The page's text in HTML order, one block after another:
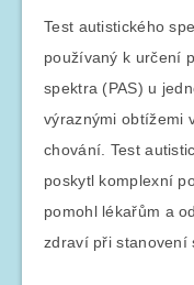
Test autistického
používaný k určení
spektra (PAS) u
výraznými obtížemi
chování. Test
poskytl komplexní
pomohl lékařům a
zdraví při stanovení